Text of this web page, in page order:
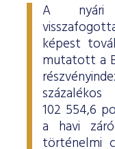
A nyári
képest
mutatott a
102 554,6
a havi
történelmi